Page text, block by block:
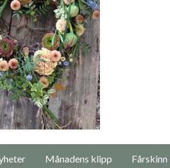
Månadens klipp Fårskinn